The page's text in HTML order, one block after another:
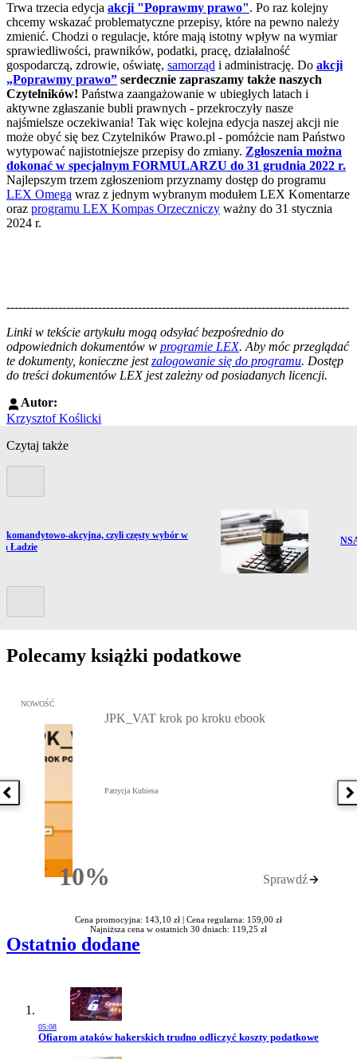
Trwa trzecia edycja akcji "Poprawmy prawo". Po raz kolejny
chcemy wskazać problematyczne przepisy, które na pewno należy
zmienić. Chodzi o regulacje, które mają istotny wpływ na wymiar
sprawiedliwości, prawników, podatki, pracę, działalność
gospodarczą, zdrowie, oświatę, samorząd i administrację. Do akcji
„Poprawmy prawo” serdecznie zapraszamy także naszych
Czytelników! Państwa zaangażowanie w ubiegłych latach i
aktywne zgłaszanie bubli prawnych - przekroczyły nasze
najśmielsze oczekiwania! Tak więc kolejna edycja naszej akcji nie
może obyć się bez Czytelników Prawo.pl - pomóżcie nam Państwo
wytypować najistotniejsze przepisy do zmiany. Zgłoszenia można
dokonać w specjalnym FORMULARZU do 31 grudnia 2022 r.
Najlepszym trzem zgłoszeniom przyznamy dostęp do programu
LEX Omega wraz z jednym wybranym modułem LEX Komentarze
oraz programu LEX Kompas Orzeczniczy ważny do 31 stycznia
2024 r.
--------------------------------------------------------------------------------------
Linki w tekście artykułu mogą odsyłać bezpośrednio do
odpowiednich dokumentów w programie LEX. Aby móc przeglądać
te dokumenty, konieczne jestzalogowanie się do programu. Dostęp
do treści dokumentów LEX jest zależny od posiadanych licencji.
Autor:
Krzysztof Koślicki
Czytaj także
do artykułu:
komandytowo-akcyjna, czyli częsty wybór w
Ładzie
Polecamy książki podatkowe
Poprzednia książka
Przejdź do: JPK_VAT krok po kroku ebook, Patrycja Kubiesa -
NOWOŚĆ
10%Rabatu
JPK_VAT krok po kroku ebook
Patrycja Kubiesa
Sprawdź
Cena promocyjna: 143,10 zł | Cena regularna: 159,00 zł
Najniższa cena w ostatnich 30 dniach: 119,25 zł
Ostatnio dodane
05:08
Przejdź do artykułu:
Ofiarom ataków hakerskich trudno odliczyć koszty podatkowe